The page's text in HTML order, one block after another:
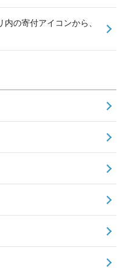
内の寄付アイコンから、